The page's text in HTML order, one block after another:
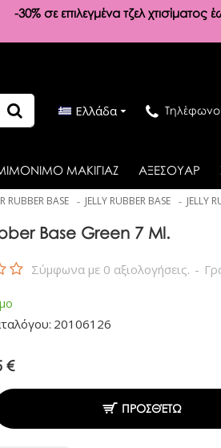
-30% σε επιλεγμένα τζελ χτισίματος
Ελλάδα
ΜΑΚΙΓΙΑΖ ΑΞΕΣΟΥΑΡ
RUBBER BASE JELLY RUBBER BASE JELLY
Base Green 7 Ml.
20106126
Σύμφωνα με 0 αξιολογήσεις. -
€
ΠΡΟΣΘΈΤΩ